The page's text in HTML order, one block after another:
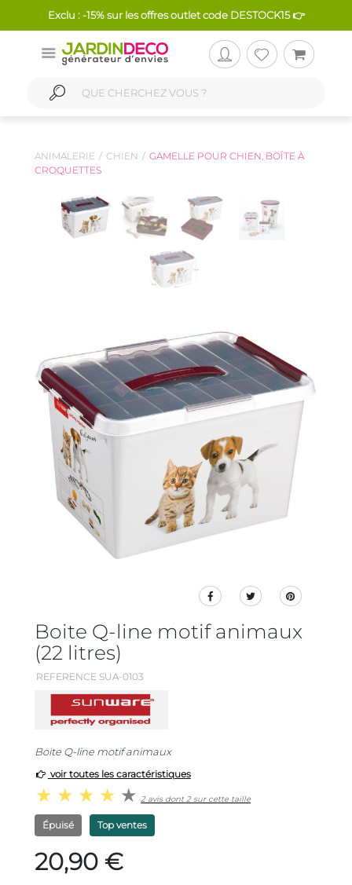
Exclu : -15% sur les offres outlet code DESTOCK15 👉
ANIMALERIE CHIEN
GAMELLE POUR CHIEN, BOÎTE À
CROQUETTES
Boite Q-line motif animaux
(22 litres)
REFERENCE SUA-0103
Boite Q-line motif animaux
voir toutes les caractéristiques
2 avis dont 2 sur cette taille
Épuisé Top ventes
20,90 €